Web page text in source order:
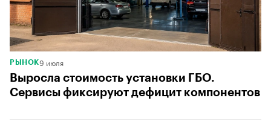
РЫНОК9 июля
Выросла стоимость установки ГБО.
Сервисы фиксируют дефицит компонентов